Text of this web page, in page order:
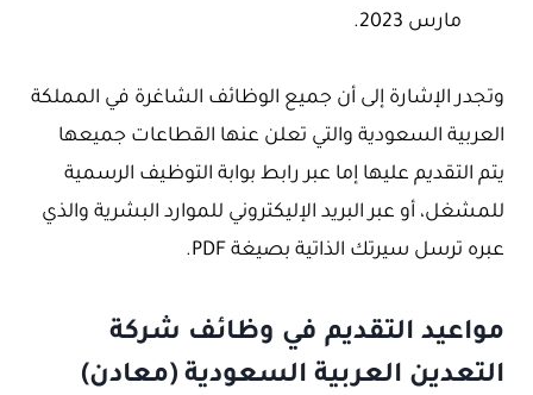
مارس 2023.
وتجدر الإشارة إلى أن جميع الوظائف الشاغرة في المملكة
العربية السعودية والتي تعلن عنها القطاعات جميعها
يتم التقديم عليها إما عبر رابط بوابة التوظيف الرسمية
للمشغل، أو عبر البريد الإليكتروني للموارد البشرية والذي
عبره ترسل سيرتك الذاتية بصيغة PDF.
مواعيد التقديم في وظائف شركة
التعدين العربية السعودية (معادن)